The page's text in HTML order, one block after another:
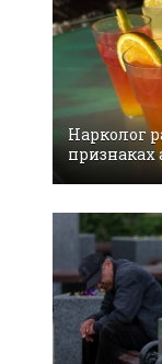
Нарколог